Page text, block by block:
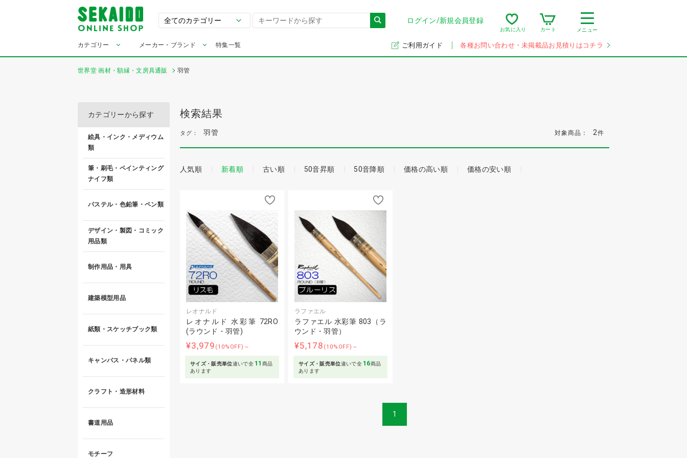
ログイン/新規会員登録
お気に入り カート メニュー
カテゴリー メーカー・ブランド 特集一覧 ご利用ガイド 各種お問い合わせ・未掲載品お見積りはコチラ
世界堂 画材・額縁・文房具通販 羽管
検索結果
タグ： 羽管 対象商品： 2件
人気順 新着順 古い順 50音昇順 50音降順 価格の高い順 価格の安い順
レオナルド
レオナルド 水彩筆 72RO
(ラウンド・羽管)
¥3,979 (10%OFF)～
サイズ・販売単位違いで全 11 商品
あります
ラファエル
ラファエル 水彩筆 803（ラ
ウンド・羽管）
¥5,178 (10%OFF)～
サイズ・販売単位違いで全 16商品
あります
1
カテゴリーから探す
絵具・インク・メディウム
類
筆・刷毛・ペインティング
ナイフ類
パステル・色鉛筆・ペン類
デザイン・製図・コミック
用品類
制作用品・用具
建築模型用品
紙類・スケッチブック類
キャンバス・パネル類
クラフト・造形材料
書道用品
モチーフ